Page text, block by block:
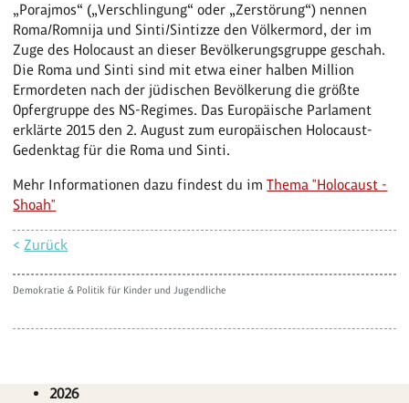
„Porajmos“ („Verschlingung“ oder „Zerstörung“) nennen
Roma/Romnija und Sinti/Sintizze den Völkermord, der im
Zuge des Holocaust an dieser Bevölkerungsgruppe geschah.
Die Roma und Sinti sind mit etwa einer halben Million
Ermordeten nach der jüdischen Bevölkerung die größte
Opfergruppe des NS-Regimes. Das Europäische Parlament
erklärte 2015 den 2. August zum europäischen Holocaust-
Gedenktag für die Roma und Sinti.
Mehr Informationen dazu findest du imThema "Holocaust -
Shoah"
<Zurück
Demokratie & Politik für Kinder und Jugendliche
2026